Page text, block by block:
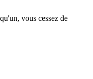
vous cessez de